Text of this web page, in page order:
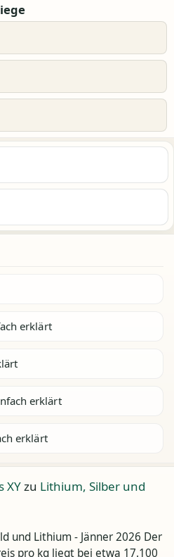
erklärt
erklärt
erklärt
XYzu Lithium, Silber und
und Lithium - Jänner 2026 Der
pro kg liegt bei etwa 17.100